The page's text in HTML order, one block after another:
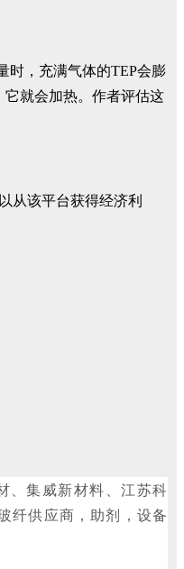
时，充满气体的TEP会膨
就会加热。作者评估这
从该平台获得经济利
、集威新材料、江苏科
纤供应商，助剂，设备